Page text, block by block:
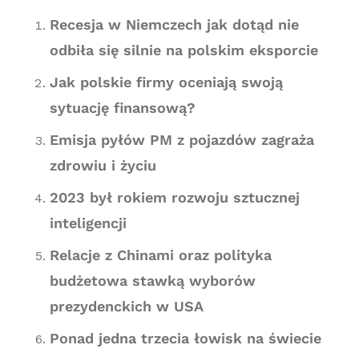
Recesja w Niemczech jak dotąd nie
odbiła się silnie na polskim eksporcie
Jak polskie firmy oceniają swoją
sytuację finansową?
Emisja pyłów PM z pojazdów zagraża
zdrowiu i życiu
2023 był rokiem rozwoju sztucznej
inteligencji
Relacje z Chinami oraz polityka
budżetowa stawką wyborów
prezydenckich w USA
Ponad jedna trzecia łowisk na świecie